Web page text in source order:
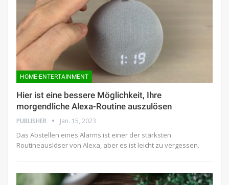
HOME-ENTERTAINMENT
Hier ist eine bessere Möglichkeit, Ihre
morgendliche Alexa-Routine auszulösen
PUBLISHER Jan. 15, 2023
Das Abstellen eines Alarms ist einer der stärksten
Routineauslöser von Alexa, aber es ist leicht zu vergessen.